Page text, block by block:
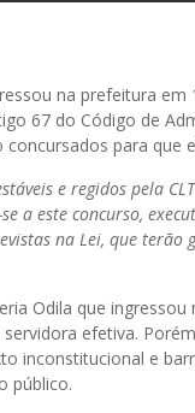
na prefeitura
67 do Código de
para que
e regidos pela
a este concurso,
na Lei, que
Odila que
efetiva.
inconstitucional e
público.